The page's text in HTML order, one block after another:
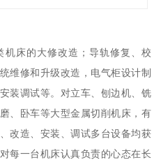
机床的大修改造；导轨修复、校
维修和升级改造，电气柜设计制
装调试等。对立车、刨边机、铣
、卧车等大型金属切削机床，有
改造、安装、调试多台设备均获
每一台机床认真负责的心态在长